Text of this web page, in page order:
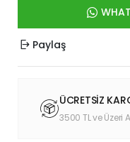
Paylaş
ÜCRETSİZ
3500 TL ve Üzeri